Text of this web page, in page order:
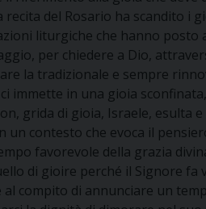
recita del Rosario ha scandito
liturgiche che hanno
per chiedere a Dio,
la tradizionale e sempre
immette in una gioia
grida di gioia, Israele,
un contesto che evoca il
favorevole della grazia
di gioire perché il Signore
compito di annunciare un